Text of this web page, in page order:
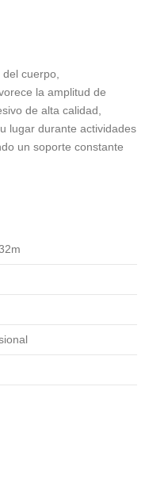
cuerpo,
la amplitud de
de alta calidad,
lugar durante actividades
un soporte constante